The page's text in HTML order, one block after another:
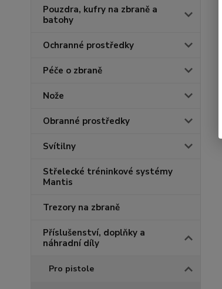
Pouzdra, kufry na zbraně a
batohy
Ochranné prostředky
Péče o zbraně
Nože
Obranné prostředky
Svítilny
Střelecké tréninkové systémy
Mantis
Trezory na zbraně
Příslušenství, doplňky a
náhradní díly
Pro pistole